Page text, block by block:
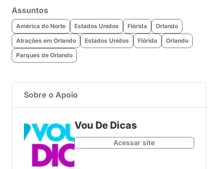
Assuntos
América do Norte Estados Unidos Flórida
Orlando
Atrações em Orlando
Estados Unidos Flórida
Orlando
Parques de Orlando
Sobre o Apoio
Vou De Dicas
Acessar site